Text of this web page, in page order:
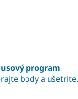
program
body a ušetrite.